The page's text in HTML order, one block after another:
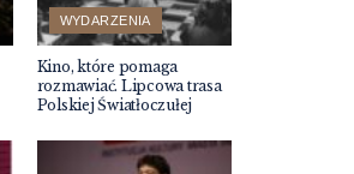
WYDARZENIA
Kino, które pomaga
rozmawiać. Lipcowa trasa
Polskiej Światłoczułej